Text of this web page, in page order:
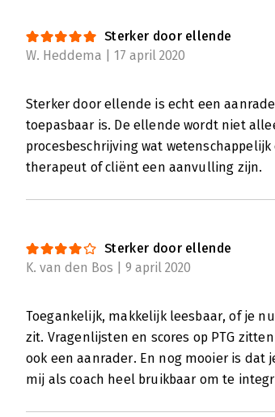
Sterker door ellende
W. Heddema | 17 april 2020
Sterker door ellende is echt een
toepasbaar is. De ellende wordt niet
procesbeschrijving wat
therapeut of cliënt een aanvulling zijn.
Sterker door ellende
K. van den Bos | 9 april 2020
Toegankelijk, makkelijk leesbaar, of je
zit. Vragenlijsten en scores op PTG
ook een aanrader. En nog mooier is
mij als coach heel bruikbaar om te